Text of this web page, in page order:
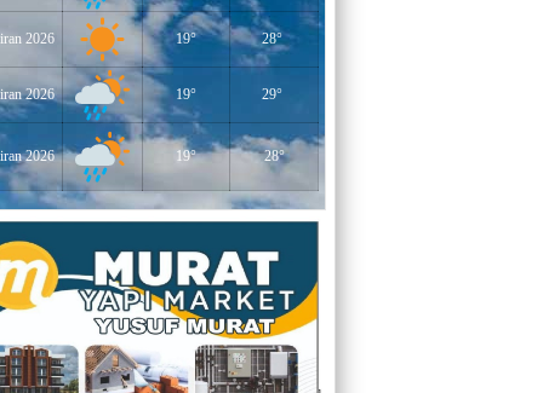
2026 19° 28°
2026 19° 29°
2026 19° 28°
ENGELLİ İNSANLARIN ENGELLİ
YERİNE FAZLA BAKMAK
EĞİTİMCİ - YAZAR : MİDRAN YOKUŞ
DİKİLİ TAŞLAR - 8
EĞİTİMCİ - YAZAR : PROF.DR.
RAMAZAN DEMİR
Gazi Paşa’nın Açtığı Yolda Dünya
Şampiyonluğu
YAZAR : CEM BAYINDIR
BEDRETTİN CÖMERT (1940-1978)
ÜZERİNE